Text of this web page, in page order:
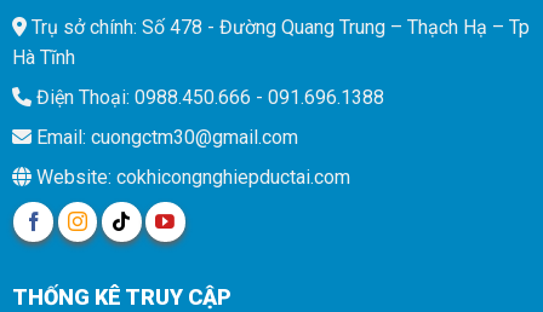
Trụ sở chính: Số 478 - Đường Quang Trung – Thạch Hạ – Tp
Hà Tĩnh
Điện Thoại: 0988.450.666 - 091.696.1388
Email: cuongctm30@gmail.com
Website: cokhicongnghiepductai.com
THỐNG KÊ TRUY CẬP